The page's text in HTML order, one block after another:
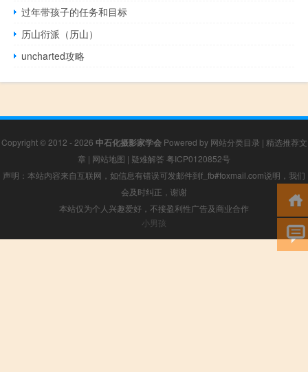
过年带孩子的任务和目标
历山衍派（历山）
uncharted攻略
Copyright © 2012 - 2026 中石化摄影家学会Powered by 网站分类目录 | 精选推荐文
章 | 网站地图 | 疑难解答 粤ICP0120852号
声明：本站内容来自互联网，如信息有错误可发邮件到f_fb#foxmail.com说明，我们
会及时纠正，谢谢
本站仅为个人兴趣爱好，不接盈利性广告及商业合作
小男孩